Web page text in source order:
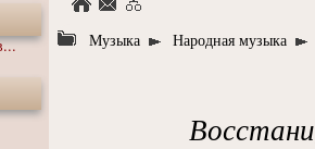
Музыка Народная музыка